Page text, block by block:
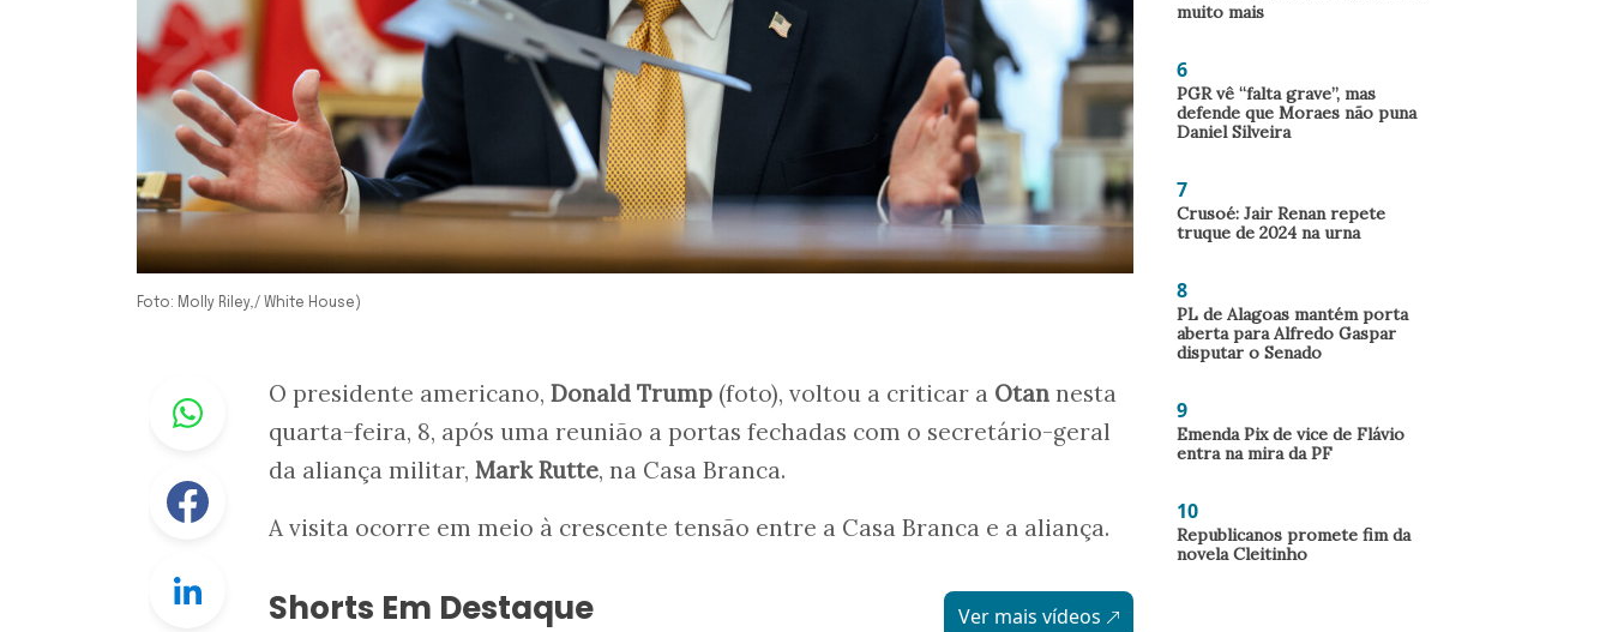
Foto: Molly Riley,/ White House)
Whastapp
Facebook
O presidente americano, Donald Trump (foto), voltou a criticar a Otan nesta
quarta-feira, 8, após uma reunião a portas fechadas com o secretário-geral
da aliança militar, Mark Rutte, na Casa Branca.
A visita ocorre em meio à crescente tensão entre a Casa Branca e a aliança.
Shorts Em Destaque Ver mais vídeos
muito mais
6
PGR vê “falta grave”, mas
defende que Moraes não puna
Daniel Silveira
7
Crusoé: Jair Renan repete
truque de 2024 na urna
8
PL de Alagoas mantém porta
aberta para Alfredo Gaspar
disputar o Senado
9
Emenda Pix de vice de Flávio
entra na mira da PF
10
Republicanos promete fim da
novela Cleitinho